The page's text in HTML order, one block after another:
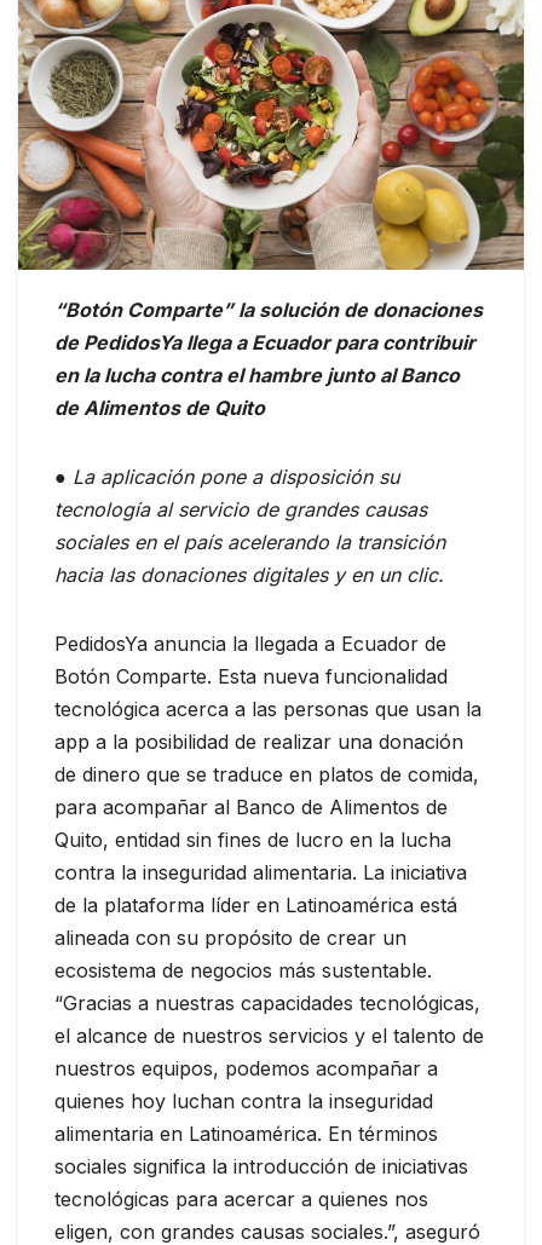
“Botón Comparte” la solución de donaciones
de PedidosYa llega a Ecuador para contribuir
en la lucha contra el hambre junto al Banco
de Alimentos de Quito
● La aplicación pone a disposición su
tecnología al servicio de grandes causas
sociales en el país acelerando la transición
hacia las donaciones digitales y en un clic.
PedidosYa anuncia la llegada a Ecuador de
Botón Comparte. Esta nueva funcionalidad
tecnológica acerca a las personas que usan la
app a la posibilidad de realizar una donación
de dinero que se traduce en platos de comida,
para acompañar al Banco de Alimentos de
Quito, entidad sin fines de lucro en la lucha
contra la inseguridad alimentaria. La iniciativa
de la plataforma líder en Latinoamérica está
alineada con su propósito de crear un
ecosistema de negocios más sustentable.
“Gracias a nuestras capacidades tecnológicas,
el alcance de nuestros servicios y el talento de
nuestros equipos, podemos acompañar a
quienes hoy luchan contra la inseguridad
alimentaria en Latinoamérica. En términos
sociales significa la introducción de iniciativas
tecnológicas para acercar a quienes nos
eligen, con grandes causas sociales.”, aseguró